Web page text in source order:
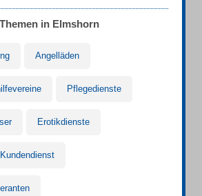
in Elmshorn
Angelläden
Pflegedienste
Erotikdienste